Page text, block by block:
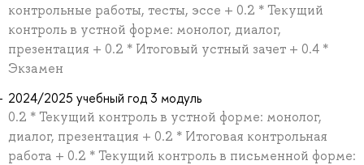
контрольные работы, тесты, эссе + 0.2 * Текущий
контроль в устной форме: монолог, диалог,
презентация + 0.2 * Итоговый устный зачет + 0.4 *
Экзамен
2024/2025 учебный год 3 модуль
0.2 * Текущий контроль в устной форме: монолог,
диалог, презентация + 0.2 * Итоговая контрольная
работа + 0.2 * Текущий контроль в письменной форме: